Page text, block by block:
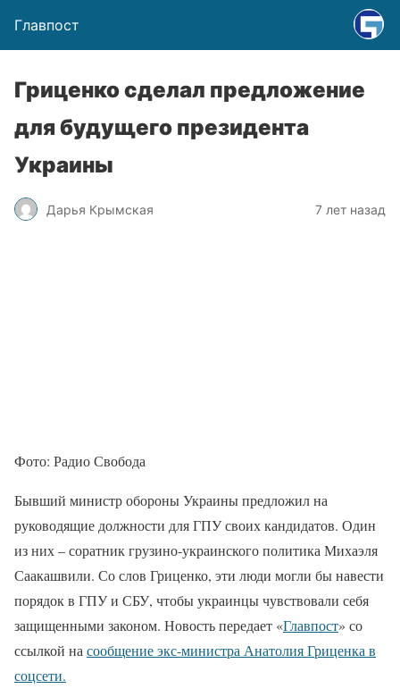
Главпост
Гриценко сделал предложение
для будущего президента
Украины
Дарья Крымская 7 лет назад
Фото: Радио Свобода
Бывший министр обороны Украины предложил на
руководящие должности для ГПУ своих кандидатов. Один
из них – соратник грузино-украинского политика Михаэля
Саакашвили. Со слов Гриценко, эти люди могли бы навести
порядок в ГПУ и СБУ, чтобы украинцы чувствовали себя
защищенными законом. Новость передает «Главпост» со
ссылкой на сообщение экс-министра Анатолия Гриценка в
соцсети.